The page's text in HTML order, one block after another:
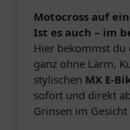
Motocross auf
Ist es auch – im
Hier bekommst du
ganz ohne Lärm,
stylischen MX E-
sofort und direkt
Grinsen im